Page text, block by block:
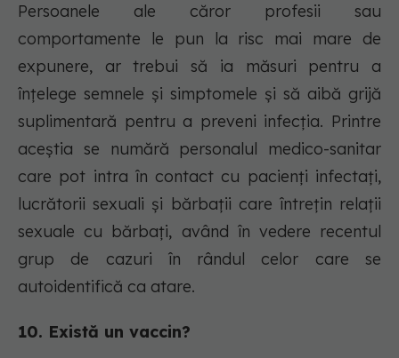
Persoanele ale căror profesii sau
comportamente le pun la risc mai mare de
expunere, ar trebui să ia măsuri pentru a
înțelege semnele și simptomele și să aibă grijă
suplimentară pentru a preveni infecția. Printre
aceștia se numără personalul medico-sanitar
care pot intra în contact cu pacienți infectați,
lucrătorii sexuali și bărbații care întrețin relații
sexuale cu bărbați, având în vedere recentul
grup de cazuri în rândul celor care se
autoidentifică ca atare.
10. Există un vaccin?